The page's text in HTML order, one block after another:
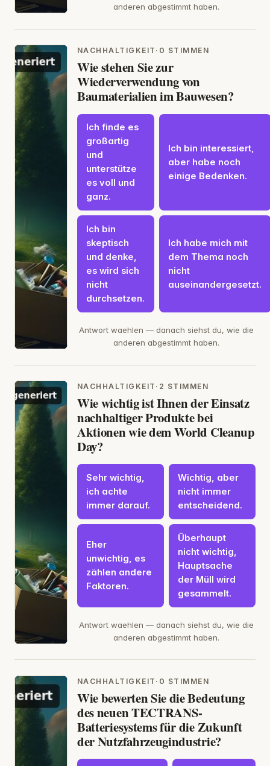
anderen abgestimmt haben.
NACHHALTIGKEIT · 0 STIMMEN
Wie stehen Sie zur
Wiederverwendung von
Baumaterialien im Bauwesen?
Ich finde es
großartig
und
unterstütze
es voll und
ganz.
Ich bin interessiert,
aber habe noch
einige Bedenken.
Ich bin
skeptisch
und denke,
es wird sich
nicht
durchsetzen.
Ich habe mich mit
dem Thema noch
nicht
auseinandergesetzt.
Antwort waehlen — danach siehst du, wie die
anderen abgestimmt haben.
NACHHALTIGKEIT · 2 STIMMEN
Wie wichtig ist Ihnen der Einsatz
nachhaltiger Produkte bei
Aktionen wie dem World Cleanup
Day?
Sehr wichtig,
ich achte
immer darauf.
Wichtig, aber
nicht immer
entscheidend.
Eher
unwichtig, es
zählen andere
Faktoren.
Überhaupt
nicht wichtig,
Hauptsache
der Müll wird
gesammelt.
Antwort waehlen — danach siehst du, wie die
anderen abgestimmt haben.
NACHHALTIGKEIT · 0 STIMMEN
Wie bewerten Sie die Bedeutung
des neuen TECTRANS-
Batteriesystems für die Zukunft
der Nutzfahrzeugindustrie?